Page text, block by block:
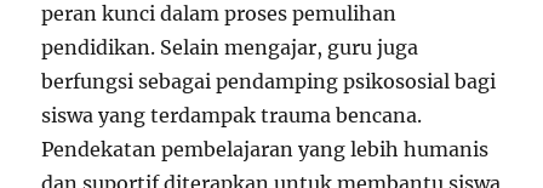
peran kunci dalam proses pemulihan
pendidikan. Selain mengajar, guru juga
berfungsi sebagai pendamping psikososial bagi
siswa yang terdampak trauma bencana.
Pendekatan pembelajaran yang lebih humanis